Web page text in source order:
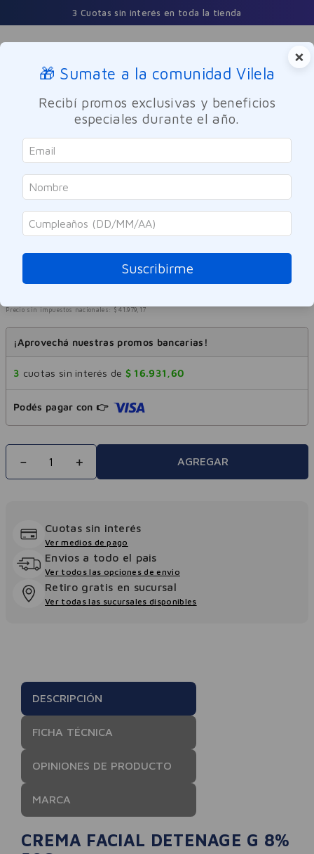
3 Cuotas sin interés en toda la tienda
Buscar
Dermocosmetica Facial Antiage
Detenage
Crema Facial Detenage G 8% 50g
Referencia
50.794 $ 84.658
Precio sin impuestos nacionales: $ 41 .979, 17
¡Aprovechá nuestras promos bancarias!
3 cuotas sin interés de $ 16.931 ,60
Podés pagar con 👉
＋
－ AGREGAR
Cuotas sin interés
Ver medios de pago
Envios a todo el pais
Ver todos las opciones de envio
Retiro gratis en sucursal
Ver todas las sucursales disponibles
DESCRIPCIÓN
FICHA TÉCNICA
OPINIONES DE PRODUCTO
MARCA
CREMA FACIAL DETENAGE G 8%
×
🎁 Sumate a la comunidad Vilela
Recibí promos exclusivas y beneficios
especiales durante el año.
Suscribirme